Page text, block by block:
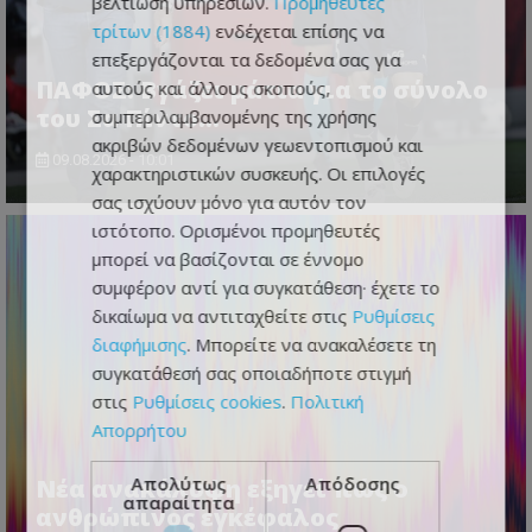
ΠΑΦΟΣ: Βγάζει μάτια για το σύνολο
του Σα Πίντο...
09.08.2026 - 10:01
Νέα ανακάλυψη εξηγεί πώς ο
ανθρώπινος εγκέφαλος
τρίτων (1884) ενδέχεται επίσης να
επεξεργάζονται τα δεδομένα σας για
αυτούς και άλλους σκοπούς,
συμπεριλαμβανομένης της χρήσης
ακριβών δεδομένων γεωεντοπισμού και
χαρακτηριστικών συσκευής. Οι επιλογές
σας ισχύουν μόνο για αυτόν τον
ιστότοπο. Ορισμένοι προμηθευτές
μπορεί να βασίζονται σε έννομο
συμφέρον αντί για συγκατάθεση· έχετε το
δικαίωμα να αντιταχθείτε στις Ρυθμίσεις
διαφήμισης. Μπορείτε να ανακαλέσετε τη
συγκατάθεσή σας οποιαδήποτε στιγμή
στις Ρυθμίσεις cookies. Πολιτική
Απορρήτου
Απολύτως
απαραίτητα
Απόδοσης